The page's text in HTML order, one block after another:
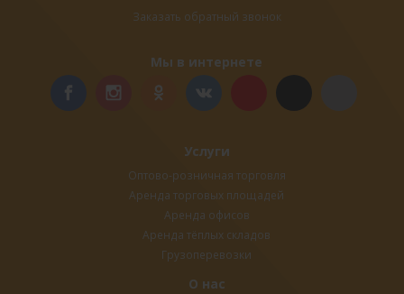
Заказать обратный звонок
Мы в интернете
Услуги
Оптово-розничная торговля
Аренда торговых площадей
Аренда офисов
Аренда тёплых складов
Грузоперевозки
О нас